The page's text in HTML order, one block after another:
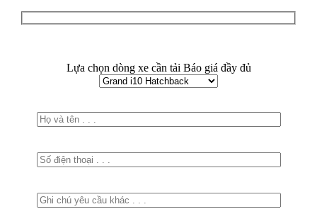
Lựa chọn dòng xe cần tải Báo giá đầy đủ